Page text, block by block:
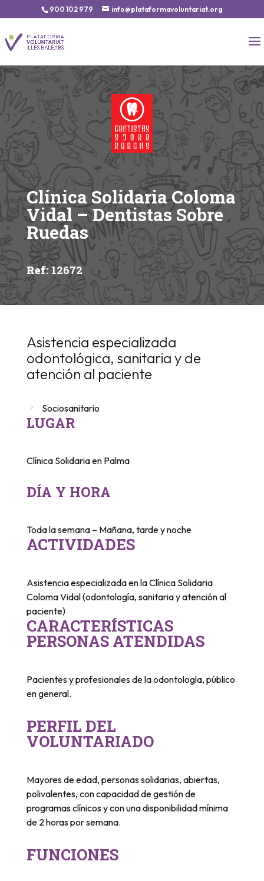
900 102 979 info@plataformavoluntariat.org
Clínica Solidaria Coloma
Vidal – Dentistas Sobre
Ruedas
Ref: 12672
Asistencia especializada
odontológica, sanitaria y de
atención al paciente
Sociosanitario
LUGAR
Clínica Solidaria en Palma
DÍA Y HORA
Toda la semana – Mañana, tarde y noche
ACTIVIDADES
Asistencia especializada en la Clínica Solidaria
Coloma Vidal (odontología, sanitaria y atención al
paciente)
CARACTERÍSTICAS
PERSONAS ATENDIDAS
Pacientes y profesionales de la odontología, público
en general.
PERFIL DEL
VOLUNTARIADO
Mayores de edad, personas solidarias, abiertas,
polivalentes, con capacidad de gestión de
programas clínicos y con una disponibilidad mínima
de 2 horas por semana.
FUNCIONES